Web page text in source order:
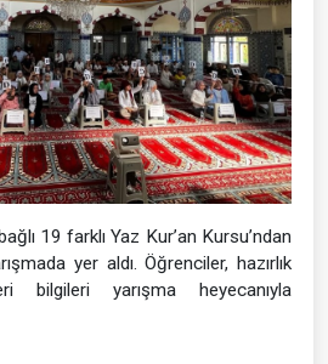
19 farklı Yaz Kur’an Kursu’ndan
yer aldı. Öğrenciler, hazırlık
bilgileri yarışma heyecanıyla